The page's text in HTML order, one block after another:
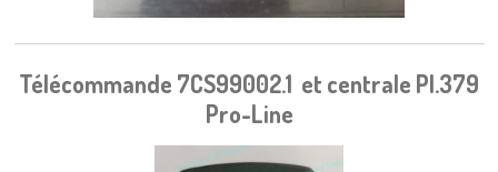
Télécommande 7CS99002.1 et centrale PI.379
Pro-Line